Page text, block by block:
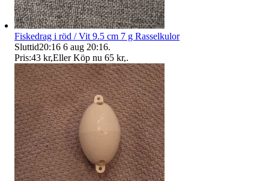
Fiskedrag i röd / Vit 9.5 cm 7 g Rasselkulor
Sluttid20:16 6 aug 20:16.
Pris:43 kr,Eller Köp nu 65 kr,.